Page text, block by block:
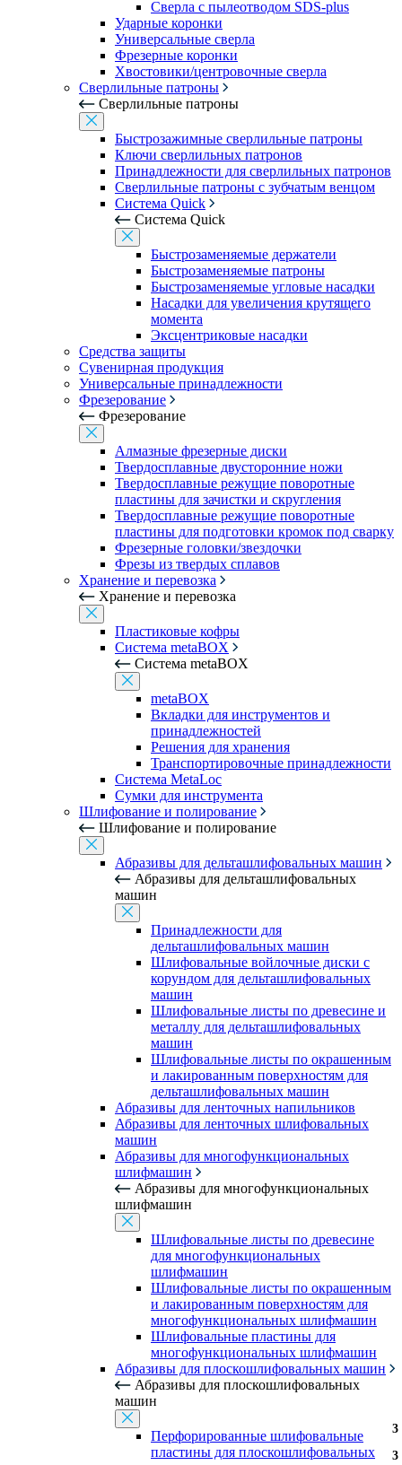
Сверла с пылеотводом SDS-plus
Ударные коронки
Универсальные сверла
Фрезерные коронки
Хвостовики/центровочные сверла
Сверлильные патроны
Сверлильные патроны
Быстрозажимные сверлильные патроны
Ключи сверлильных патронов
Принадлежности для сверлильных патронов
Сверлильные патроны с зубчатым венцом
Система Quick
Система Quick
Быстрозаменяемые держатели
Быстрозаменяемые патроны
Быстрозаменяемые угловые насадки
Насадки для увеличения крутящего
момента
Эксцентриковые насадки
Средства защиты
Сувенирная продукция
Универсальные принадлежности
Фрезерование
Фрезерование
Алмазные фрезерные диски
Твердосплавные двусторонние ножи
Твердосплавные режущие поворотные
пластины для зачистки и скругления
Твердосплавные режущие поворотные
пластины для подготовки кромок под сварку
Фрезерные головки/звездочки
Фрезы из твердых сплавов
Хранение и перевозка
Хранение и перевозка
Пластиковые кофры
Система metaBOX
Система metaBOX
metaBOX
Вкладки для инструментов и
принадлежностей
Решения для хранения
Транспортировочные принадлежности
Система MetaLoc
Сумки для инструмента
Шлифование и полирование
Шлифование и полирование
Абразивы для дельташлифовальных машин
Абразивы для дельташлифовальных
машин
Принадлежности для
дельташлифовальных машин
Шлифовальные войлочные диски с
корундом для дельташлифовальных
машин
Шлифовальные листы по древесине и
металлу для дельташлифовальных
машин
Шлифовальные листы по окрашенным
и лакированным поверхностям для
дельташлифовальных машин
Абразивы для ленточных напильников
Абразивы для ленточных шлифовальных
машин
Абразивы для многофункциональных
шлифмашин
Абразивы для многофункциональных
шлифмашин
Шлифовальные листы по древесине
для многофункциональных
шлифмашин
Шлифовальные листы по окрашенным
и лакированным поверхностям для
многофункциональных шлифмашин
Шлифовальные пластины для
многофункциональных шлифмашин
Абразивы для плоскошлифовальных машин
Абразивы для плоскошлифовальных
машин
Перфорированные шлифовальные
пластины для плоскошлифовальных
3
3
3
3
3
3
3
3
3
3
3
3
3
3
3
3
3
3
3
3
3
3
3
3
3
3
3
3
3
3
3
3
3
3
3
3
3
3
3
3
3
3
3
3
3
3
3
3